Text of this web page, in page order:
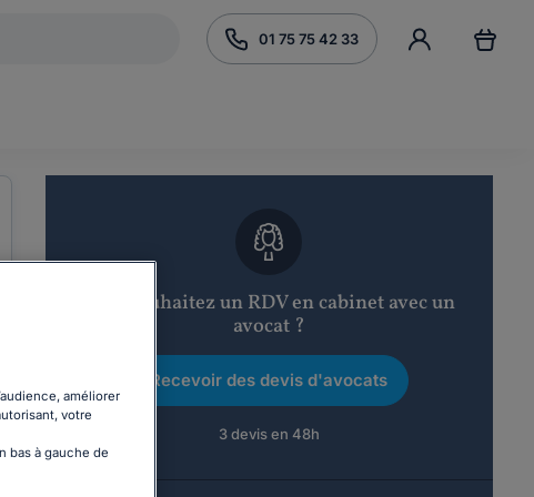
01 75 75 42 33
Vous souhaitez un RDV en cabinet avec un
avocat ?
Recevoir des devis d'avocats
3 devis en 48h
améliorer
votre
bas à gauche de